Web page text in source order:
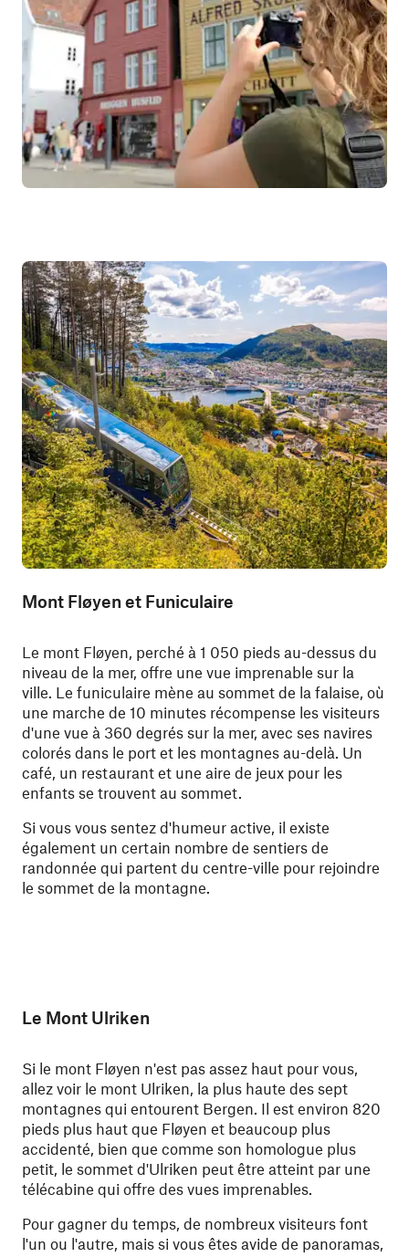
Mont Fløyen et Funiculaire
Le mont Fløyen, perché à 1 050 pieds au-dessus du
niveau de la mer, offre une vue imprenable sur la
ville. Le funiculaire mène au sommet de la falaise, où
une marche de 10 minutes récompense les visiteurs
d'une vue à 360 degrés sur la mer, avec ses navires
colorés dans le port et les montagnes au-delà. Un
café, un restaurant et une aire de jeux pour les
enfants se trouvent au sommet.
Si vous vous sentez d'humeur active, il existe
également un certain nombre de sentiers de
randonnée qui partent du centre-ville pour rejoindre
le sommet de la montagne.
Le Mont Ulriken
Si le mont Fløyen n'est pas assez haut pour vous,
allez voir le mont Ulriken, la plus haute des sept
montagnes qui entourent Bergen. Il est environ 820
pieds plus haut que Fløyen et beaucoup plus
accidenté, bien que comme son homologue plus
petit, le sommet d'Ulriken peut être atteint par une
télécabine qui offre des vues imprenables.
Pour gagner du temps, de nombreux visiteurs font
l'un ou l'autre, mais si vous êtes avide de panoramas,